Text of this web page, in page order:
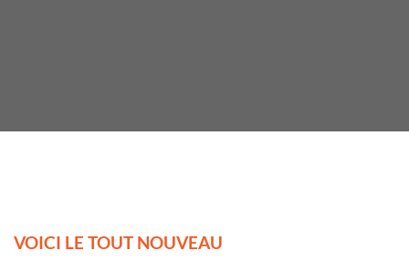
VOICI LE TOUT NOUVEAU